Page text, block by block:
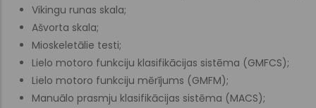
Vikingu runas skala;
Ašvorta skala;
Mioskeletālie testi;
Lielo motoro funkciju klasifikācijas sistēma (GMFCS);
Lielo motoro funkciju mērījums (GMFM);
Manuālo prasmju klasifikācijas sistēma (MACS);